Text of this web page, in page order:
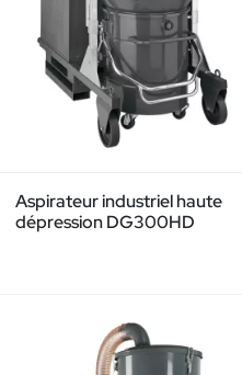
Aspirateur industriel haute
dépression DG300HD